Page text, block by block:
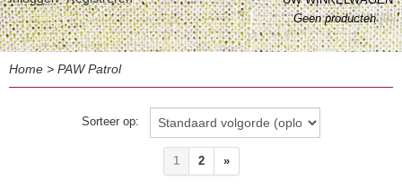
Geen producten(0)
Home > PAW Patrol
Sorteer op:
1 2 »